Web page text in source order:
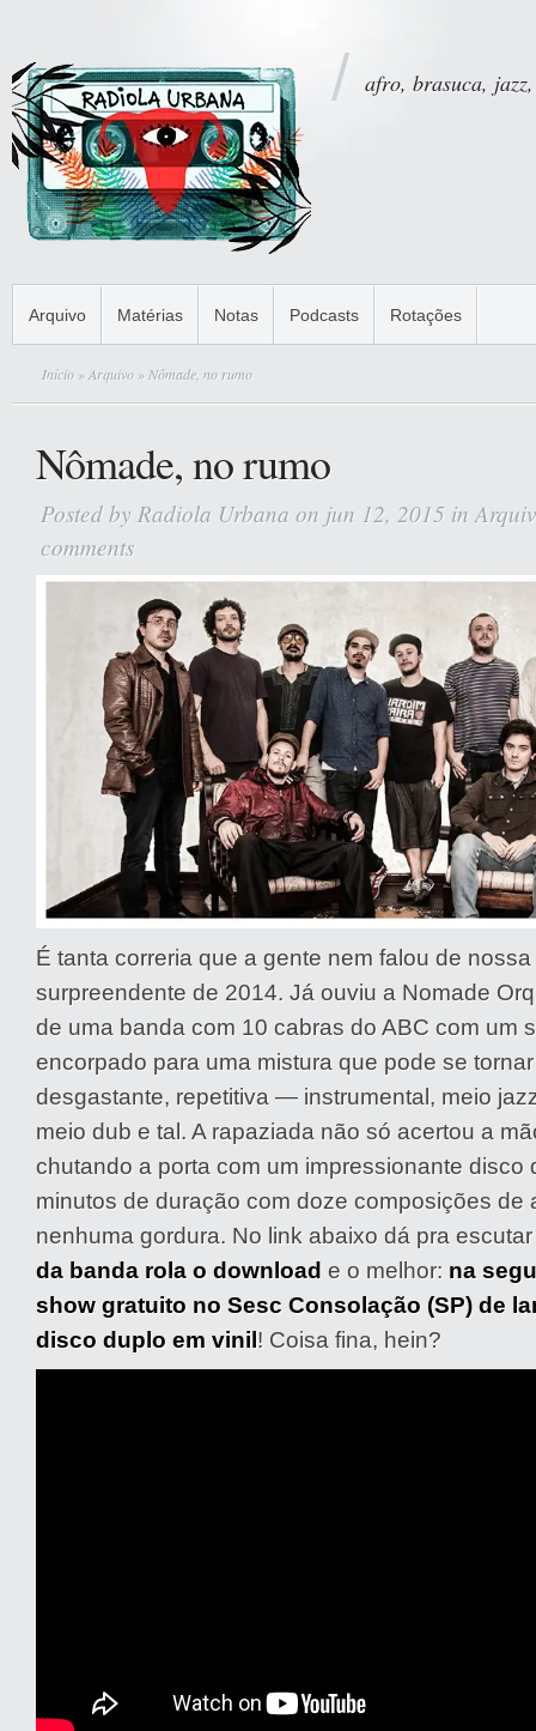
afro, brasuca,
Arquivo Matérias Notas Podcasts Rotações
Início »Arquivo » Nômade, no rumo
Nômade, no rumo
Posted by Radiola Urbana on jun 12, 2015 in
comments
É tanta correria que a gente nem falou de
surpreendente de 2014. Já ouviu a Nomade
de uma banda com 10 cabras do ABC com um
encorpado para uma mistura que pode se
desgastante, repetitiva — instrumental, meio
meio dub e tal. A rapaziada não só acertou a
chutando a porta com um impressionante disco
minutos de duração com doze composições de
nenhuma gordura. No link abaixo dá pra
da banda rola o download e o melhor: na
show gratuito no Sesc Consolação (SP) de
disco duplo em vinil ! Coisa fina, hein?